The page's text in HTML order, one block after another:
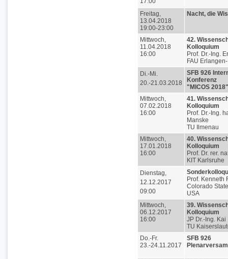
Freitag,
13.04.2018
19:00-23:00
Nacht, die
Mittwoch,
11.04.2018
16:00
42.
Kolloquium
Prof. Dr.-Ing.
FAU
Di.-Mi.
20.-21.03.2018
SFB 926
Konferenz
"MICOS 2018"
Mittwoch,
07.02.2018
16:00
41.
Kolloquium
Prof. Dr.-Ing.
Manske
TU Ilmenau
Mittwoch,
17.01.2018
16:00
40.
Kolloquium
Prof. Dr. rer.
KIT Karlsruhe
Dienstag,
12.12.2017
09:00
Prof. Kenneth
Colorado
USA
Mittwoch,
06.12.2017
16:00
39.
Kolloquium
JP Dr.-Ing.
TU
Do.-Fr.
23.-24.11.2017
SFB 926